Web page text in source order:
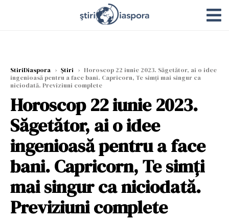
StiriDiaspora › Știri › Horoscop 22 iunie 2023. Săgetător, ai o idee
ingenioasă pentru a face bani. Capricorn, Te simți mai singur ca
niciodată. Previziuni complete
Horoscop 22 iunie 2023.
Săgetător, ai o idee
ingenioasă pentru a face
bani. Capricorn, Te simți
mai singur ca niciodată.
Previziuni complete